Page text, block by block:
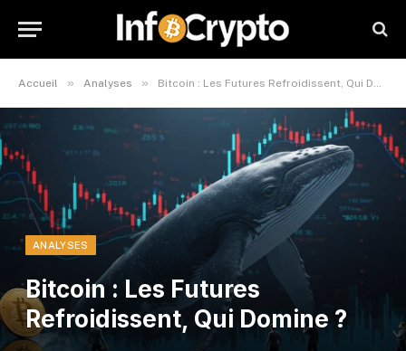
Accueil » Analyses » Bitcoin : Les Futures Refroidissent, Qui Domine ?
ANALYSES
Bitcoin : Les Futures
Refroidissent, Qui Domine ?